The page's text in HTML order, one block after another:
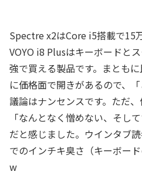
Spectre x2はCore i5搭載で15
VOYO i8 Plusはキーボードと
強で買える製品です。まとも
に価格面で開きがあるので、
議論はナンセンスです。ただ
「なんとなく憎めない、そし
だと感じました。ウインタブ
でのインチキ臭さ（キーボー
w